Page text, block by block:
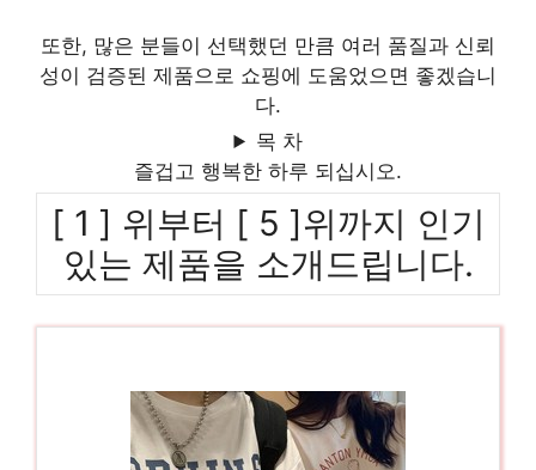
또한, 많은 분들이 선택했던 만큼 여러 품질과 신뢰
성이 검증된 제품으로 쇼핑에 도움었으면 좋겠습니
다.
목 차
즐겁고 행복한 하루 되십시오.
[ 1 ] 위부터 [ 5 ]위까지 인기
있는 제품을 소개드립니다.